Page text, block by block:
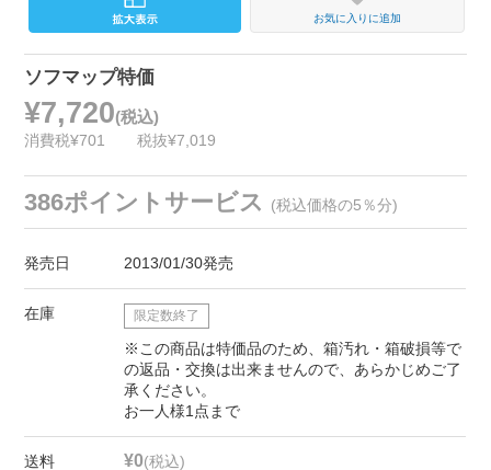
お気に入りに追加
ソフマップ特価
¥7,720(税込)
消費税¥701 税抜¥7,019
386ポイントサービス (税込価格の5％分)
発売日 2013/01/30発売
在庫 限定数終了
※この商品は特価品のため、箱汚れ・箱破損等で
の返品・交換は出来ませんので、あらかじめご了
承ください。
お一人様1点まで
送料 ¥0(税込)